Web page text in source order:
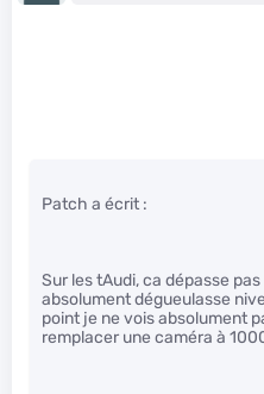
Patch a écrit :
Sur les tAudi, ca dépasse
absolument dégueulasse
point je ne vois absolument
remplacer une caméra à